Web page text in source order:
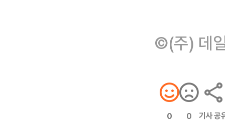
©(주) 데
0 0 기사 공